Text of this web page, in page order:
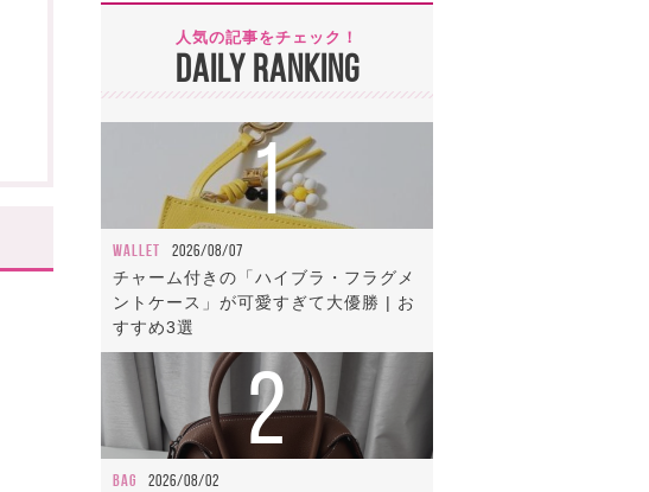
人気の記事をチェック！
DAILY RANKING
1
WALLET 2026/08/07
チャーム付きの「ハイブラ・フラグメ
ントケース」が可愛すぎて大優勝 | お
すすめ3選
2
BAG 2026/08/02